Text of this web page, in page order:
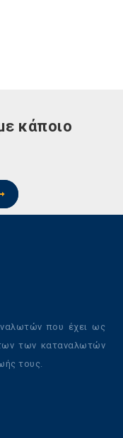
κάποιο
που έχει ως
των καταναλωτών
τους.